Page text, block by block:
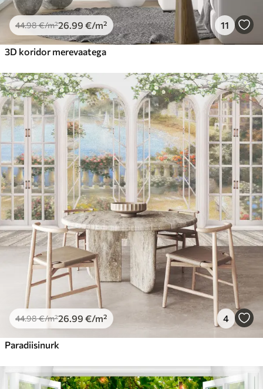
44.98€/m²26 .99 €/m² 11
3D koridor merevaatega
44.98€/m²26 .99 €/m² 4
Paradiisinurk